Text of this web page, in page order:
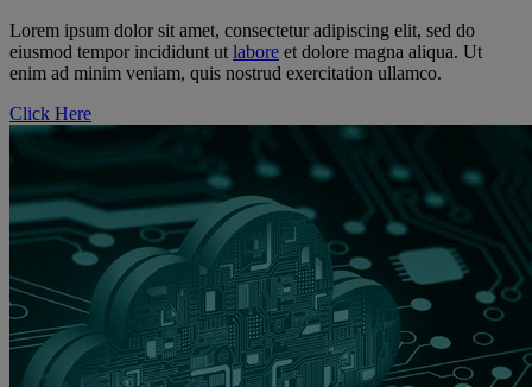
Lorem ipsum dolor sit amet, consectetur adipiscing elit, sed do
eiusmod tempor incididunt ut labore et dolore magna aliqua. Ut
enim ad minim veniam, quis nostrud exercitation ullamco.
Click Here